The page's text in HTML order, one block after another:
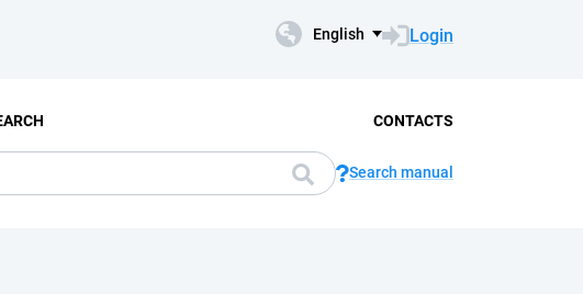
English Login
CONTACTS
Search manual